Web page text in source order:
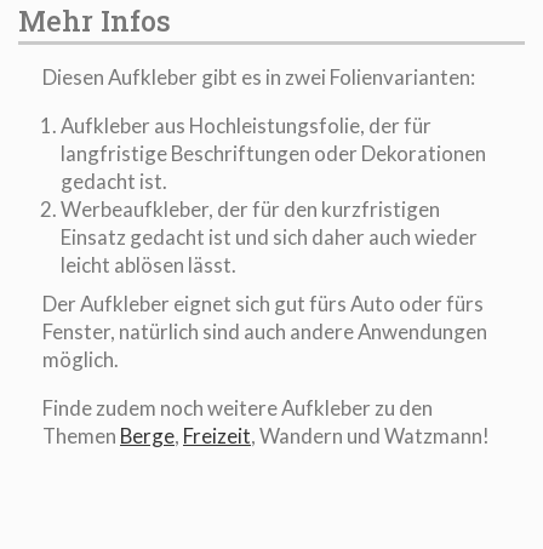
Mehr Infos
Diesen Aufkleber gibt es in zwei Folienvarianten:
Aufkleber aus Hochleistungsfolie, der für
langfristige Beschriftungen oder Dekorationen
gedacht ist.
Werbeaufkleber, der für den kurzfristigen
Einsatz gedacht ist und sich daher auch wieder
leicht ablösen lässt.
Der Aufkleber eignet sich gut fürs Auto oder fürs
Fenster, natürlich sind auch andere Anwendungen
möglich.
Finde zudem noch weitere Aufkleber zu den
Themen Berge, Freizeit, Wandern und Watzmann!